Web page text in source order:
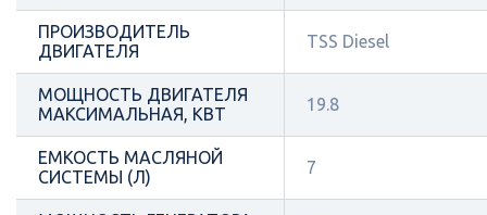
ПРОИЗВОДИТЕЛЬ
ДВИГАТЕЛЯ
TSS Diesel
МОЩНОСТЬ ДВИГАТЕЛЯ
МАКСИМАЛЬНАЯ, КВТ
19.8
ЕМКОСТЬ МАСЛЯНОЙ
СИСТЕМЫ (Л)
7